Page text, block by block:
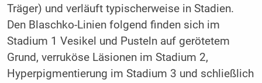
Träger) und verläuft typischerweise in Stadien.
Den Blaschko-Linien folgend finden sich im
Stadium 1 Vesikel und Pusteln auf gerötetem
Grund, verruköse Läsionen im Stadium 2,
Hyperpigmentierung im Stadium 3 und schließlich